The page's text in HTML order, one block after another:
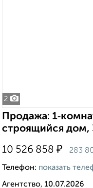
2
Продажа:
строящийся дом,
10 526 858 ₽ 283
Телефон: показать
Агентство, 10.07.2026